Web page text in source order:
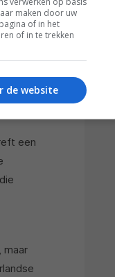
is
dan
in
een
maar
maken door uw
of in het
of in te trekken
de website